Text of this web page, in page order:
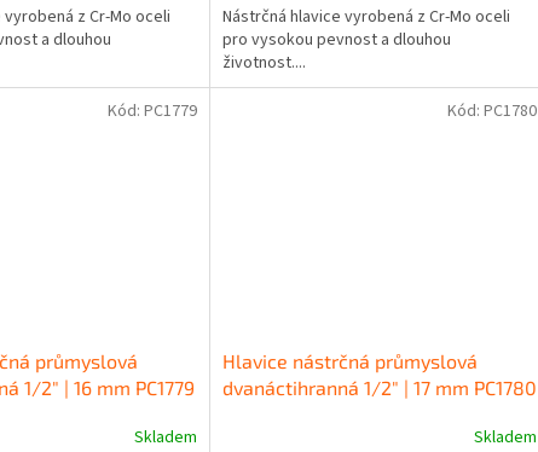
z Cr-Mo oceli
a dlouhou
Nástrčná hlavice vyrobená z Cr-Mo oceli
pro vysokou pevnost a dlouhou
životnost....
průmyslová
1/2" | 16 mm PC1779
Skladem
Kód: PC1779
Hlavice nástrčná průmyslová
dvanáctihranná 1/2" | 17 mm PC1780
Skladem
Kód: PC1780